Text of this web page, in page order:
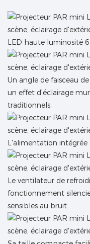
LED haute luminosité
Un angle de faisceau
un effet d'éclairage
traditionnels.
L'alimentation
Le ventilateur de
fonctionnement
sensibles au bruit.